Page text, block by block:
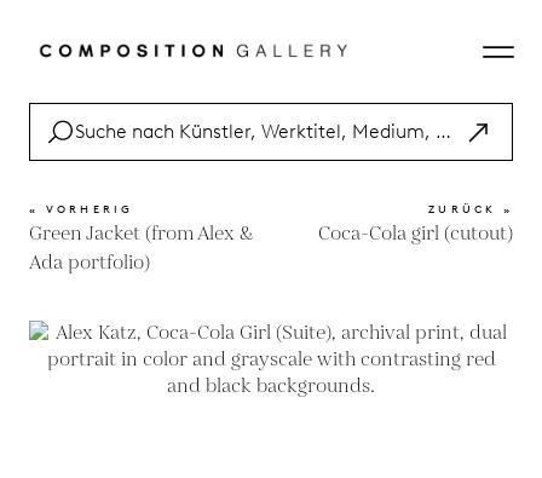
« VORHERIG
Green Jacket (from Alex &
Ada portfolio)
ZURÜCK »
Coca-Cola girl (cutout)